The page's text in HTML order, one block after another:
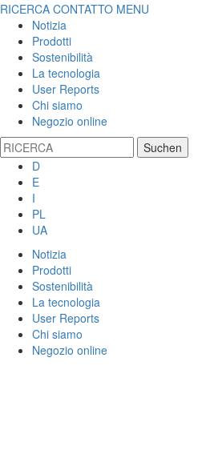
RICERCA CONTATTO MENU
Notizia
Prodotti
Sostenibilità
La tecnologia
User Reports
Chi siamo
Negozio online
D
E
I
PL
UA
Notizia
Prodotti
Sostenibilità
La tecnologia
User Reports
Chi siamo
Negozio online